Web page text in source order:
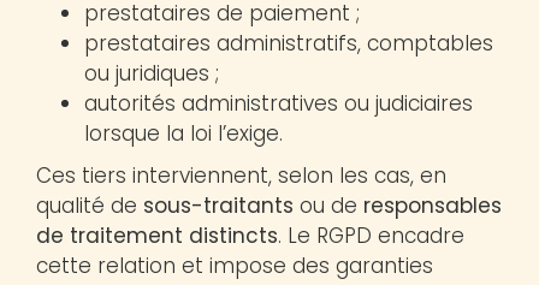
prestataires de paiement ;
prestataires administratifs, comptables
ou juridiques ;
autorités administratives ou judiciaires
lorsque la loi l’exige.
Ces tiers interviennent, selon les cas, en
qualité de sous-traitants ou de responsables
de traitement distincts. Le RGPD encadre
cette relation et impose des garanties